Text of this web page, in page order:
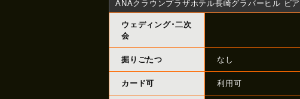
ANAクラウンプラザホテル長崎グラバーヒル ビ
ウェディング･二次
会
掘りごたつ なし
カード可 利用可